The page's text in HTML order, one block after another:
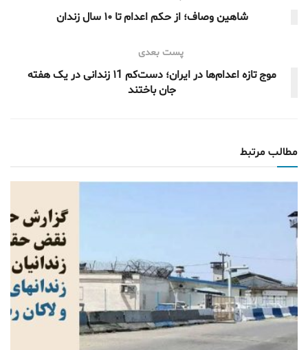
شاهین وصاف؛ از حکم اعدام تا ۱۰ سال زندان
پست بعدی
موج تازه اعدام‌ها در ایران؛ دست‌کم ۱1 زندانی در یک هفته
جان باختند
مطالب مرتبط